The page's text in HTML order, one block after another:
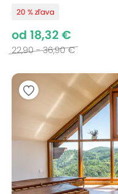
20 % zľava
od 18,32 €
22,90 - 36,90 €